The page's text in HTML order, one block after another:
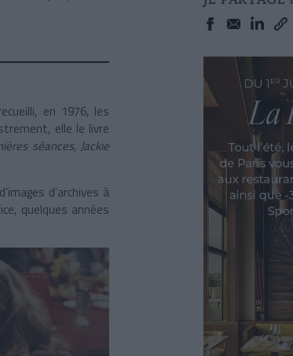
en 1976, les
elle le livre
séances,Jackie
d’archives à
quelques années